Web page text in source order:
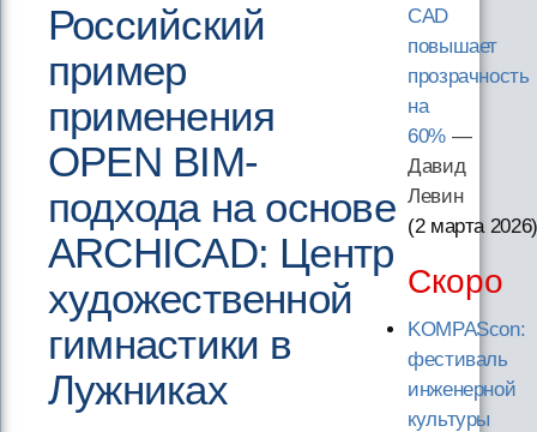
Российский
пример
применения
OPEN BIM-
подхода на основе
ARCHICAD: Центр
художественной
гимнастики в
Лужниках
CAD
повышает
прозрачность
на
60%—
Давид
Левин
(2 марта 2026)
Скоро
KOMPAScon:
фестиваль
инженерной
культуры